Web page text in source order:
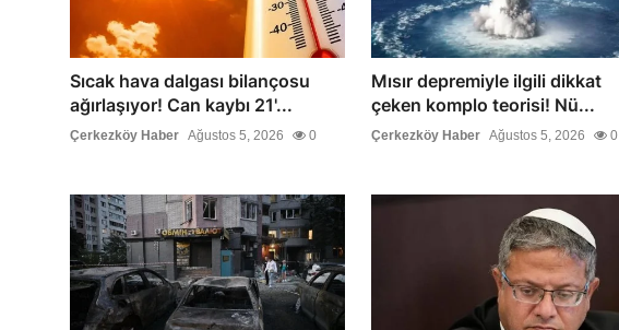
Sıcak hava dalgası bilançosu
ağırlaşıyor! Can kaybı 21'...
Çerkezköy Haber Ağustos 5, 2026 0
Mısır depremiyle ilgili dikkat
çeken komplo teorisi! Nü...
Çerkezköy Haber Ağustos 5, 2026 0